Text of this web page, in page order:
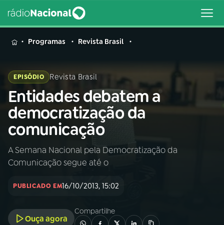
MENU
Buscar
na
Rádio
Nacional
Buscar
AO VIVO
INÍCIO
A RÁDIO
Programas Revista Brasil
EPISÓDIO Revista Brasil
Entidades debatem a
democratização da
comunicação
A Semana Nacional pela Democratização da
Comunicação segue até o
PUBLICADO EM16/10/2013, 15:02
Ouça agora
Compartilhe